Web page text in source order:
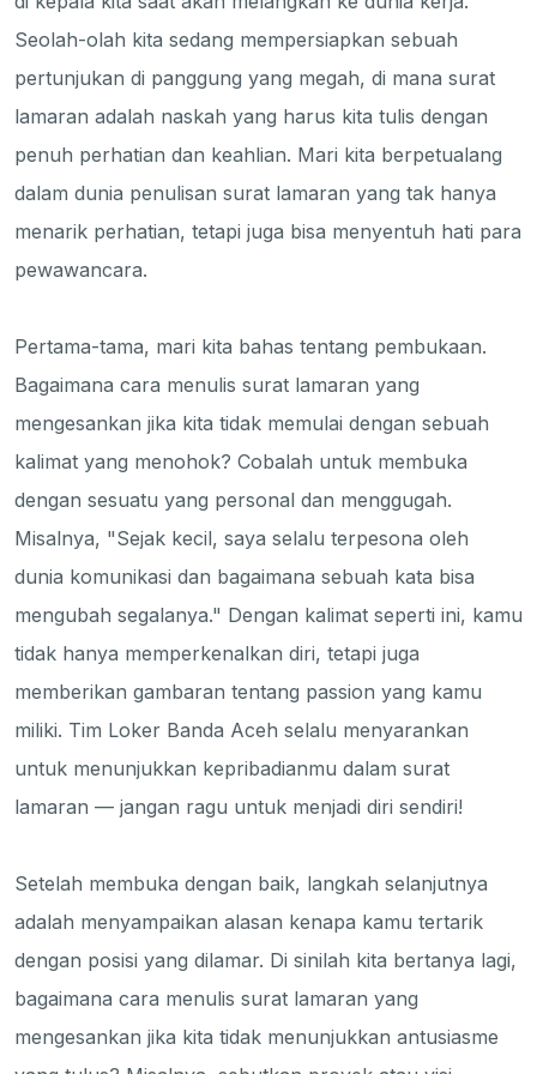
Seolah-olah kita sedang mempersiapkan sebuah
pertunjukan di panggung yang megah, di mana surat
lamaran adalah naskah yang harus kita tulis dengan
penuh perhatian dan keahlian. Mari kita berpetualang
dalam dunia penulisan surat lamaran yang tak hanya
menarik perhatian, tetapi juga bisa menyentuh hati para
pewawancara.
Pertama-tama, mari kita bahas tentang pembukaan.
Bagaimana cara menulis surat lamaran yang
mengesankan jika kita tidak memulai dengan sebuah
kalimat yang menohok? Cobalah untuk membuka
dengan sesuatu yang personal dan menggugah.
Misalnya, "Sejak kecil, saya selalu terpesona oleh
dunia komunikasi dan bagaimana sebuah kata bisa
mengubah segalanya." Dengan kalimat seperti ini, kamu
tidak hanya memperkenalkan diri, tetapi juga
memberikan gambaran tentang passion yang kamu
miliki. Tim Loker Banda Aceh selalu menyarankan
untuk menunjukkan kepribadianmu dalam surat
lamaran — jangan ragu untuk menjadi diri sendiri!
Setelah membuka dengan baik, langkah selanjutnya
adalah menyampaikan alasan kenapa kamu tertarik
dengan posisi yang dilamar. Di sinilah kita bertanya lagi,
bagaimana cara menulis surat lamaran yang
mengesankan jika kita tidak menunjukkan antusiasme